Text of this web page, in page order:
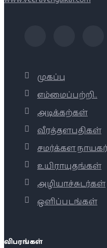
முகப்பு
எம்மைப்பற்றி..
அடிக்கற்கள்
வீரத்தளபதிகள்
சமர்க்கள
உயிராயுதங்கள்
அழியாச்சுடர்கள்
ஒளிப்படங்கள்
விபரங்கள்